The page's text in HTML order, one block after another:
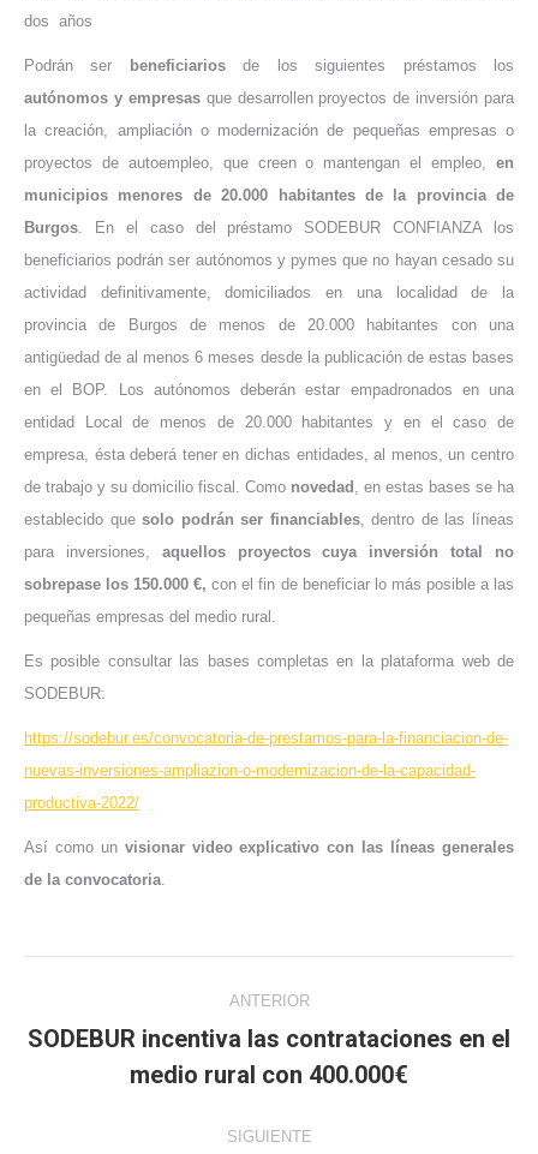
dos años
Podrán ser beneficiariosde los siguientes préstamos los
autónomos y empresasque desarrollen proyectos de inversión para
la creación, ampliación o modernización de pequeñas empresas o
proyectos de autoempleo, que creen o mantengan el empleo, en
municipios menores de 20.000 habitantes de la provincia de
Burgos. En el caso del préstamo SODEBUR CONFIANZA los
beneficiarios podrán ser autónomos y pymes que no hayan cesado su
actividad definitivamente, domiciliados en una localidad de la
provincia de Burgos de menos de 20.000 habitantes con una
antigüedad de al menos 6 meses desde la publicación de estas bases
en el BOP. Los autónomos deberán estar empadronados en una
entidad Local de menos de 20.000 habitantes y en el caso de
empresa, ésta deberá tener en dichas entidades, al menos, un centro
de trabajo y su domicilio fiscal. Como novedad , en estas bases se ha
establecido quesolo podrán ser financiables, dentro de las líneas
para inversiones, aquellos proyectos cuya inversión total no
sobrepase los 150.000 €, con el fin de beneficiar lo más posible a las
pequeñas empresas del medio rural.
Es posible consultar las bases completas en la plataforma web de
SODEBUR:
https://sodebur.es/convocatoria-de-prestamos-para-la-financiacion-de-
nuevas-inversiones-ampliazion-o-modernizacion-de-la-capacidad-
productiva-2022/
Así como un visionar video explicativo con las líneas generales
de la convocatoria.
entre
publicaciones
ANTERIOR
anterior:
SODEBUR incentiva las contrataciones en el
medio rural con 400.000€
SIGUIENTE